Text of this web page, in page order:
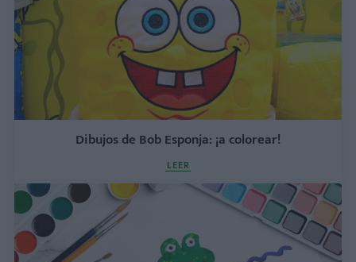
Dibujos de Bob Esponja: ¡a colorear!
LEER